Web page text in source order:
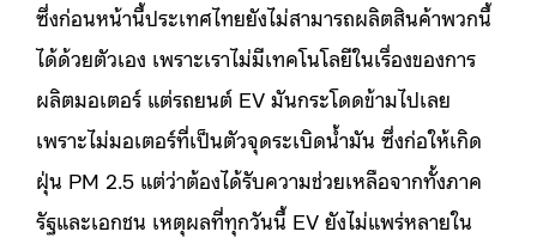
ซึ่งก่อนหน้านี้ประเทศไทยยังไม่สามารถผลิตสินค้าพวกนี้
ได้ด้วยตัวเอง เพราะเราไม่มีเทคโนโลยีในเรื่องของการ
ผลิตมอเตอร์ แต่รถยนต์ EV มันกระโดดข้ามไปเลย
เพราะไม่มอเตอร์ที่เป็นตัวจุดระเบิดน้ำมัน ซึ่งก่อให้เกิด
ฝุ่น PM 2.5 แต่ว่าต้องได้รับความช่วยเหลือจากทั้งภาค
รัฐและเอกชน เหตุผลที่ทุกวันนี้ EV ยังไม่แพร่หลายใน